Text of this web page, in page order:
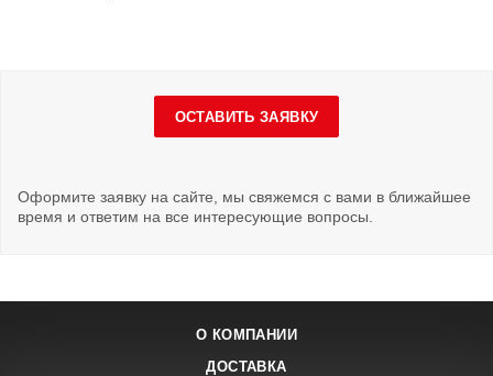
ОСТАВИТЬ ЗАЯВКУ
Оформите заявку на сайте, мы свяжемся с вами в ближайшее
время и ответим на все интересующие вопросы.
О КОМПАНИИ
ДОСТАВКА